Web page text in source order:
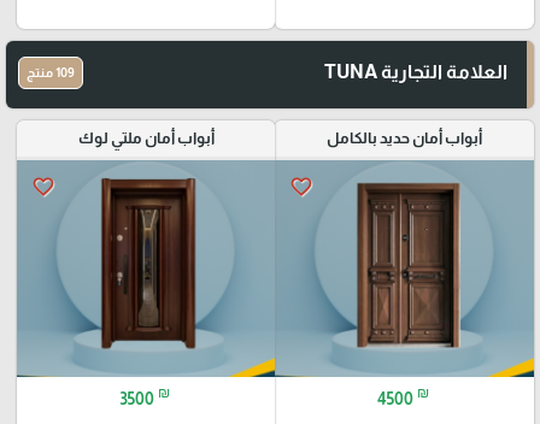
العلامة التجارية TUNA 109 منتج
أبواب أمان حديد بالكامل
favorite_border
4500 ₪
أبواب أمان ملتي لوك
favorite_border
3500 ₪